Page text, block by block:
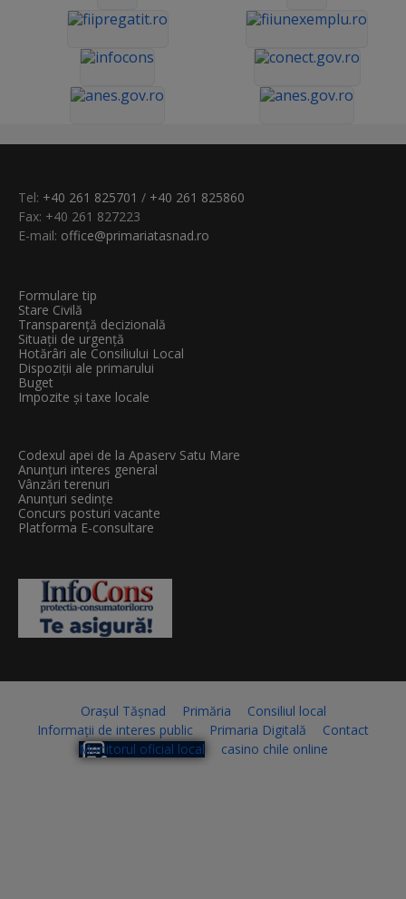
Tel: +40 261 825701 / +40 261 825860
Fax: +40 261 827223
E-mail: office@primariatasnad.ro
Formulare tip
Stare Civilă
Transparenţă decizională
Situații de urgență
Hotărâri ale Consiliului Local
Dispoziții ale primarului
Buget
Impozite și taxe locale
Codexul apei de la Apaserv Satu Mare
Anunțuri interes general
Vânzări terenuri
Anunțuri sedințe
Concurs posturi vacante
Platforma E-consultare
Orașul Tășnad Primăria
Consiliul local
Informații de interes public
Primaria Digitală
Contact
Monitorul oficial local
casino chile online